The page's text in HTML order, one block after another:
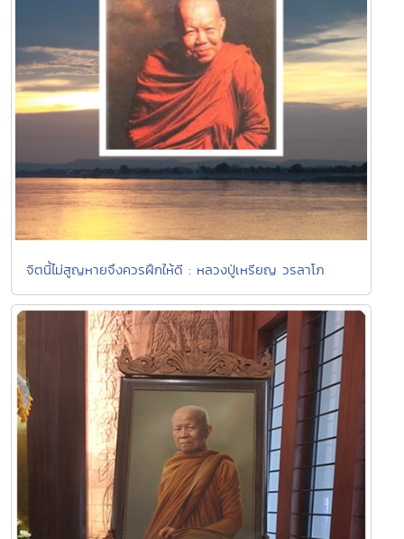
จิตนี้ไม่สูญหายจึงควรฝึกให้ดี : หลวงปู่เหรียญ วรลาโภ